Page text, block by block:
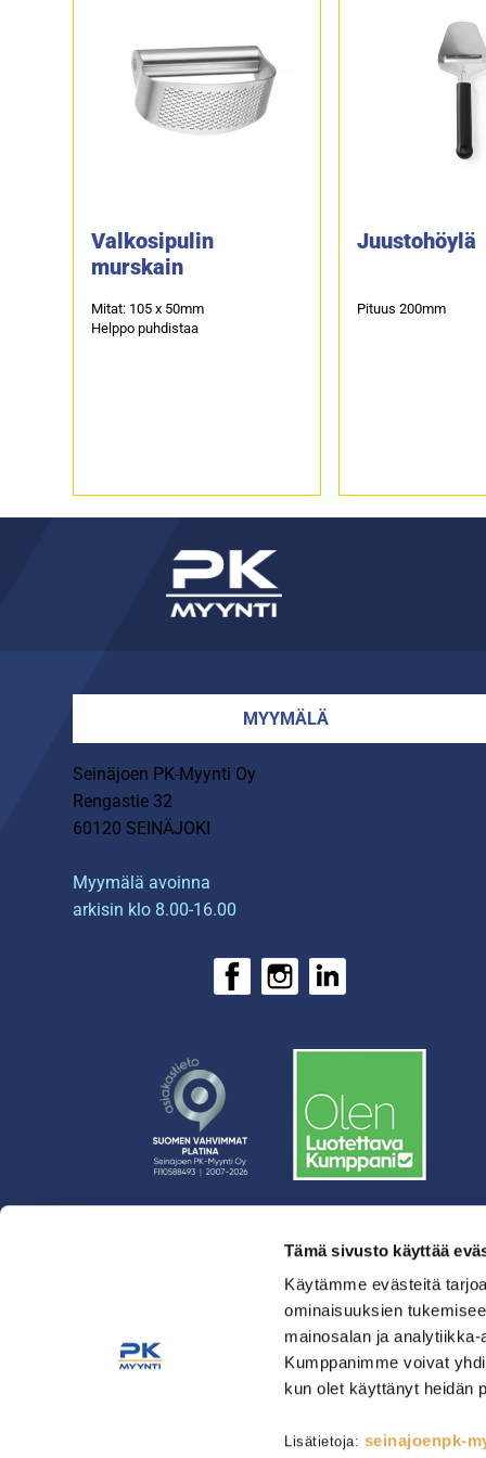
Tämä sivusto käyttää
Käytämme evästeitä
ominaisuuksien
mainosalan ja
Kumppanimme voivat
kun olet käyttänyt heidän
Lisätietoja: seinajoenpk-
Valkosipulin
murskain
Mitat: 105 x 50mm
Helppo puhdistaa
Juustohöylä
Pituus 200mm
MYYMÄLÄ
Seinäjoen PK-Myynti Oy
Rengastie 32
60120 SEINÄJOKI
Myymälä avoinna
arkisin klo 8.00-16.00
› Yritys
› Yhteystiedot